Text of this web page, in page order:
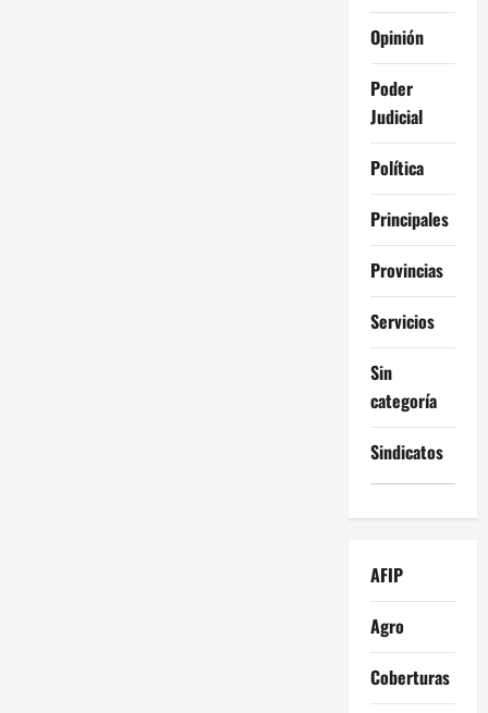
Opinión
Poder
Judicial
Política
Principales
Provincias
Servicios
Sin
categoría
Sindicatos
AFIP
Agro
Coberturas